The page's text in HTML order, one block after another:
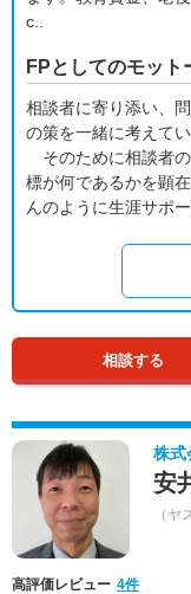
c..
FPとしてのモット
相談者に寄り添い、
の策を一緒に考えてい
そのために相談者
標が何であるかを顕
んのように生涯サポ
相談する
株式
安
（ヤ
高評価レビュー 4件